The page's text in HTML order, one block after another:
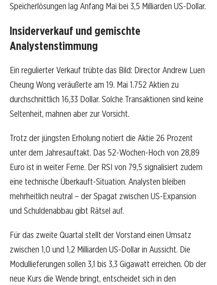
Speicherlösungen lag Anfang Mai bei 3,5 Milliarden US-Dollar.
Insiderverkauf und gemischte
Analystenstimmung
Ein regulierter Verkauf trübte das Bild: Director Andrew Luen
Cheung Wong veräußerte am 19. Mai 1.752 Aktien zu
durchschnittlich 16,33 Dollar. Solche Transaktionen sind keine
Seltenheit, mahnen aber zur Vorsicht.
Trotz der jüngsten Erholung notiert die Aktie 26 Prozent
unter dem Jahresauftakt. Das 52-Wochen-Hoch von 28,89
Euro ist in weiter Ferne. Der RSI von 79,5 signalisiert zudem
eine technische Überkauft-Situation. Analysten bleiben
mehrheitlich neutral – der Spagat zwischen US-Expansion
und Schuldenabbau gibt Rätsel auf.
Für das zweite Quartal stellt der Vorstand einen Umsatz
zwischen 1,0 und 1,2 Milliarden US-Dollar in Aussicht. Die
Modullieferungen sollen 3,1 bis 3,3 Gigawatt erreichen. Ob der
neue Kurs die Wende bringt, entscheidet sich in den